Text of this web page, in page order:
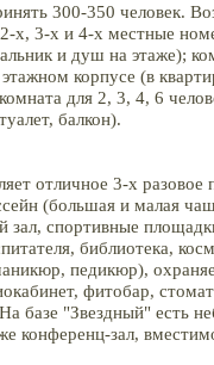
300-350 человек.
х, 3-х и 4-х местные
и душ на этаже);
корпусе (в
для 2, 3, 4, 6
балкон).
отличное 3-х разовое
(большая и малая
зал, спортивные
библиотека,
педикюр),
фитобар,
базе "Звездный" есть
конференц-зал,